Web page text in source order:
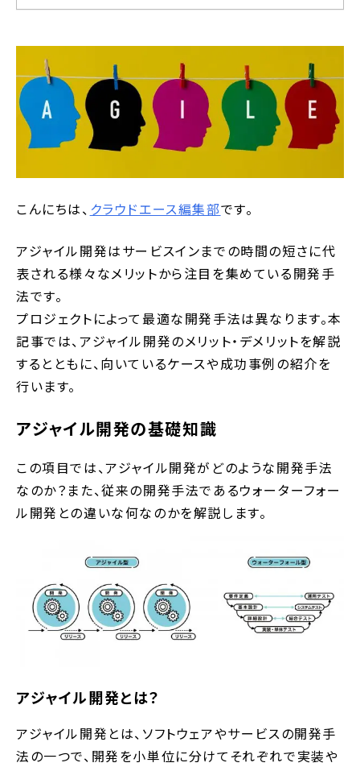
こんにちは、 クラウドエース編集部です。
アジャイル開発はサービスインまでの時間の短さに代
表される様々なメリットから注目を集めている開発手
法です。
プロジェクトによって最適な開発手法は異なります。本
記事では、アジャイル開発のメリット・デメリットを解説
するとともに、向いているケースや成功事例の紹介を
行います。
アジャイル開発の基礎知識
この項目では、アジャイル開発がどのような開発手法
なのか？また、従来の開発手法であるウォーターフォー
ル開発との違いな何なのかを解説します。
アジャイル開発とは？
アジャイル開発とは、ソフトウェアやサービスの開発手
法の一つで、開発を小単位に分けてそれぞれで実装や